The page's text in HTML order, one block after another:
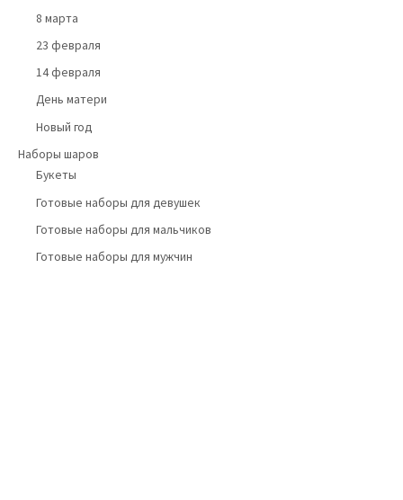
8 марта
23 февраля
14 февраля
День матери
Новый год
Наборы шаров
Букеты
Готовые наборы для девушек
Готовые наборы для мальчиков
Готовые наборы для мужчин